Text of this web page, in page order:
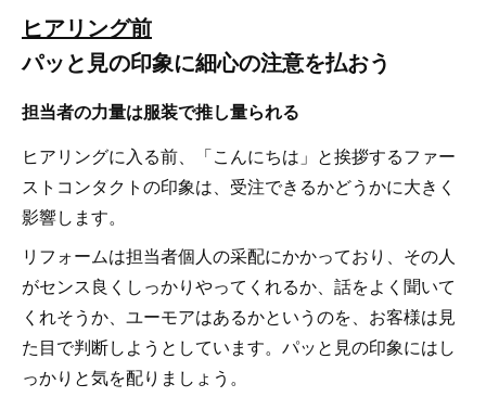
ヒアリング前
パッと見の印象に細心の注意を払おう
担当者の力量は服装で推し量られる
ヒアリングに入る前、「こんにちは」と挨拶するファー
ストコンタクトの印象は、受注できるかどうかに大きく
影響します。
リフォームは担当者個人の采配にかかっており、その人
がセンス良くしっかりやってくれるか、話をよく聞いて
くれそうか、ユーモアはあるかというのを、お客様は見
た目で判断しようとしています。パッと見の印象にはし
っかりと気を配りましょう。